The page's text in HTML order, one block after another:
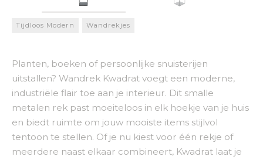
Tijdloos Modern Wandrekjes
Planten, boeken of persoonlijke snuisterijen
uitstallen? Wandrek Kwadrat voegt een moderne,
industriële flair toe aan je interieur. Dit smalle
metalen rek past moeiteloos in elk hoekje van je huis
en biedt ruimte om jouw mooiste items stijlvol
tentoon te stellen. Of je nu kiest voor één rekje of
meerdere naast elkaar combineert, Kwadrat laat je